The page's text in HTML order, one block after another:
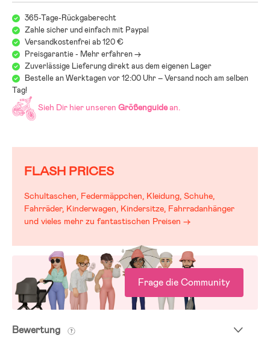
365-Tage-Rückgaberecht
Zahle sicher und einfach mit Paypal
Versandkostenfrei ab 120 €
Preisgarantie - Mehr erfahren ->
Zuverlässige Lieferung direkt aus dem eigenen Lager
Bestelle an Werktagen vor 12:00 Uhr – Versand noch am selben
Tag!
Sieh Dir hier unseren Größenguidean.
FLASH PRICES
Schultaschen, Federmäppchen, Kleidung, Schuhe,
Fahrräder, Kinderwagen, Kindersitze, Fahrradanhänger
und vieles mehr zu fantastischen Preisen →
Frage die Community
Bewertung